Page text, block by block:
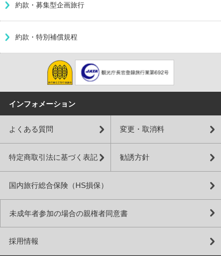
約款・募集型企画旅行
約款・特別補償規程
インフォメーション
よくある質問 変更・取消料
特定商取引法に基づく表記 勧誘方針
国内旅行総合保険（HS損保）
未成年者参加の場合の親権者同意書
採用情報